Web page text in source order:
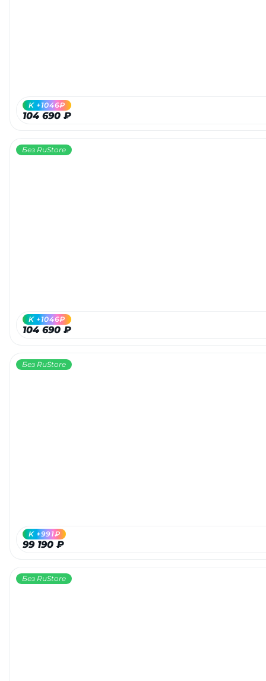
104 690 ₽
K +1046₽
Без RuStore
104 690 ₽
K +1046₽
Без RuStore
99 190 ₽
K +991₽
Без RuStore